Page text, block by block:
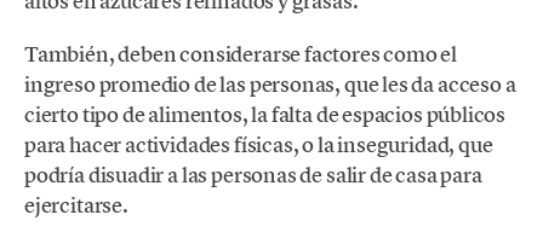
También, deben considerarse factores como el
ingreso promedio de las personas, que les da acceso a
cierto tipo de alimentos, la falta de espacios públicos
para hacer actividades físicas, o la inseguridad, que
podría disuadir a las personas de salir de casa para
ejercitarse.